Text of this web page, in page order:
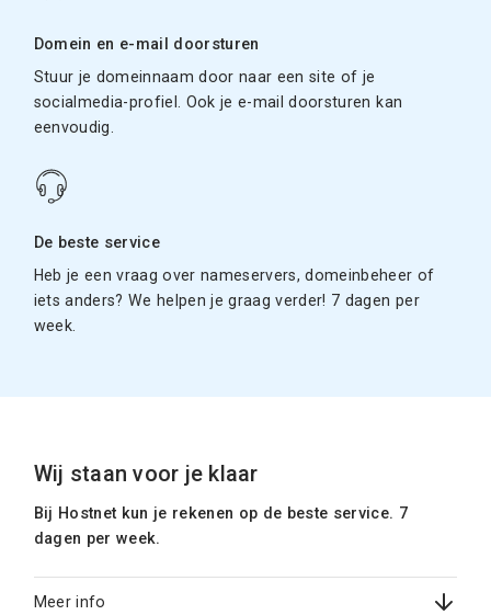
Domein en e-mail doorsturen
Stuur je domeinnaam door naar een site of je
socialmedia-profiel. Ook je e-mail doorsturen kan
eenvoudig.
De beste service
Heb je een vraag over nameservers, domeinbeheer of
iets anders? We helpen je graag verder! 7 dagen per
week.
Wij staan voor je klaar
Bij Hostnet kun je rekenen op de beste service. 7
dagen per week.
Meer info